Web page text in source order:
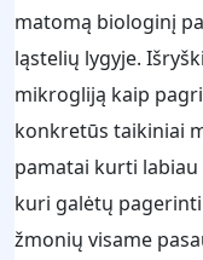
matomą biologinį
ląstelių lygyje.
mikrogliją kaip
konkretūs taikiniai
pamatai kurti
kuri galėtų
žmonių visame